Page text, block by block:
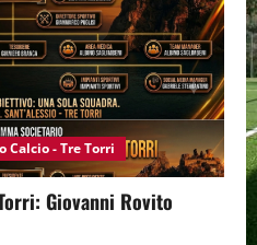
Calcio - Tre Torri
Giovanni Rovito